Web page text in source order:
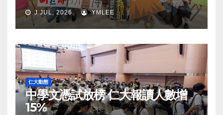
J JUL, 2026 YMLEE
仁大動態
中學文憑試放榜 仁大報讀人數增
15%